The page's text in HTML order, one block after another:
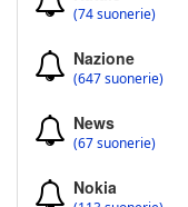
(74 suonerie)
Nazione
(647 suonerie)
News
(67 suonerie)
Nokia